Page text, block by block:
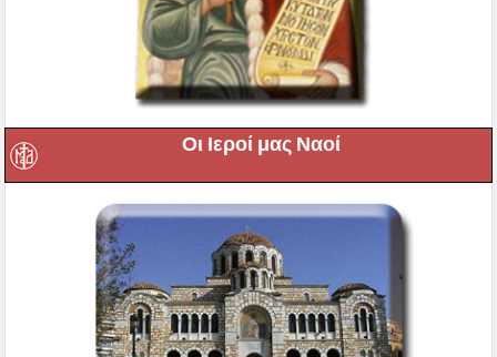
Οι Ιεροί μας Ναοί